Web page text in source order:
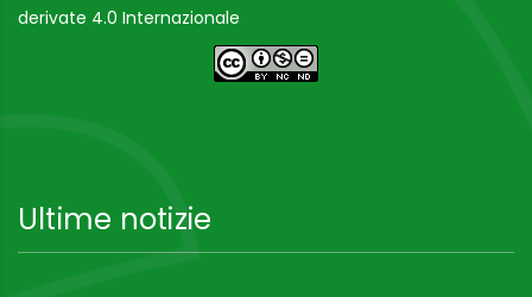
derivate 4.0 Internazionale
Ultime notizie